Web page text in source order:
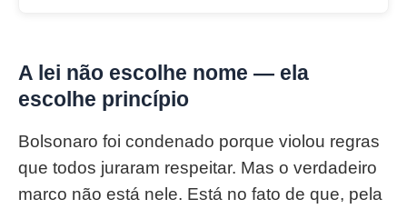
A lei não escolhe nome — ela
escolhe princípio
Bolsonaro foi condenado porque violou regras
que todos juraram respeitar. Mas o verdadeiro
marco não está nele. Está no fato de que, pela